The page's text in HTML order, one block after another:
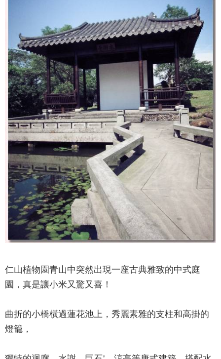
仁山植物園青山中突然出現一座古典雅致的中式庭
園，真是讓小米又驚又喜！
曲折的小橋橫過蓮花池上，秀麗素雅的支柱和高掛的
燈籠，